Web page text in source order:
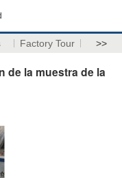
Factory Tour >>
de la muestra de la